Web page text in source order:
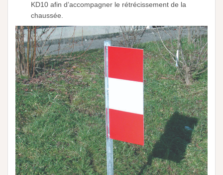
KD10 afin d’accompagner le rétrécissement de la
chaussée.